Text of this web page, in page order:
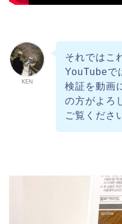
KEN
それではこ
YouTubeで
検証を動画
の方がよろ
ご覧くださ